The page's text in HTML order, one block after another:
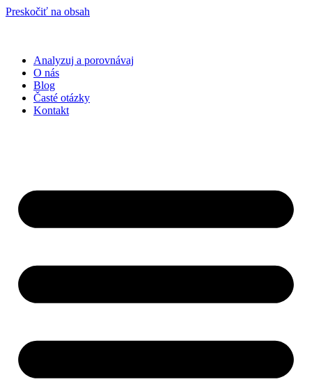
Preskočiť na obsah
Analyzuj a porovnávaj
O nás
Blog
Časté otázky
Kontakt